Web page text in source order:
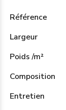
Référence
Largeur
Poids /m²
Composition
Entretien